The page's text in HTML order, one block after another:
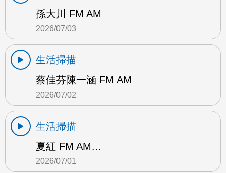
孫大川 FM AM
2026/07/03
生活掃描
蔡佳芬陳一涵 FM AM
2026/07/02
生活掃描
夏紅 FM AM…
2026/07/01